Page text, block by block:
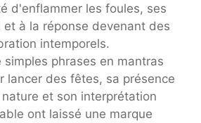
d'enflammer les foules, ses
et à la réponse devenant des
intemporels.
phrases en mantras
lancer des fêtes, sa présence
et son interprétation
ont laissé une marque